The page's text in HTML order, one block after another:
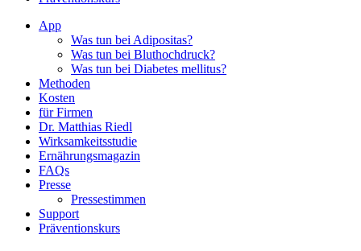
App
Was tun bei Adipositas?
Was tun bei Bluthochdruck?
Was tun bei Diabetes mellitus?
Methoden
Kosten
für Firmen
Dr. Matthias Riedl
Wirksamkeitsstudie
Ernährungsmagazin
FAQs
Presse
Pressestimmen
Support
Präventionskurs